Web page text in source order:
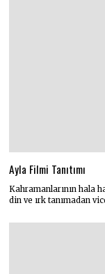
Ayla Filmi Tanıtımı
Kahramanlarının hala
din ve ırk tanımadan